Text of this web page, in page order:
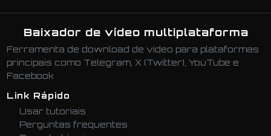
Baixador de vídeo multiplataforma
Ferramenta de download de vídeo para plataformas
principais como Telegram, X (Twitter), YouTube e
Facebook
Link Rápido
Usar tutoriais
Perguntas frequentes